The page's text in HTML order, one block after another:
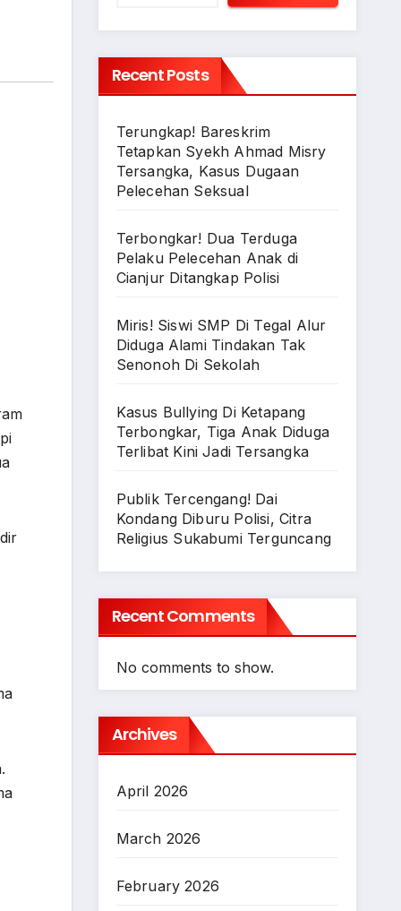
Recent Posts
Terungkap! Bareskrim
Tetapkan Syekh Ahmad Misry
Tersangka, Kasus Dugaan
Pelecehan Seksual
Terbongkar! Dua Terduga
Pelaku Pelecehan Anak di
Cianjur Ditangkap Polisi
Miris! Siswi SMP Di Tegal Alur
Diduga Alami Tindakan Tak
Senonoh Di Sekolah
Kasus Bullying Di Ketapang
Terbongkar, Tiga Anak Diduga
Terlibat Kini Jadi Tersangka
Publik Tercengang! Dai
Kondang Diburu Polisi, Citra
Religius Sukabumi Terguncang
Recent Comments
No comments to show.
Archives
April 2026
March 2026
February 2026